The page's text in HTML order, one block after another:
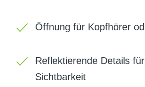
Öffnung für Kopfhörer
Reflektierende Details
Sichtbarkeit